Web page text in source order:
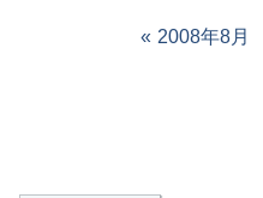
2008年8月